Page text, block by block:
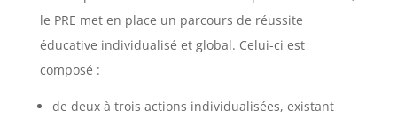
le PRE met en place un parcours de réussite
éducative individualisé et global. Celui-ci est
composé :
de deux à trois actions individualisées, existant